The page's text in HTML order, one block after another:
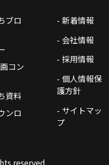
ブロ
コン
資料
ンロ
- 新着情報
- 会社情報
- 採用情報
- 個人情報保
護方針
- サイトマッ
プ
reserved.